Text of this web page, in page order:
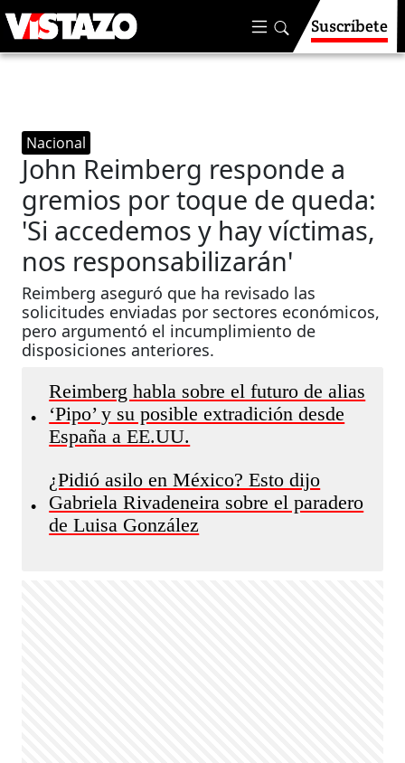
Suscríbete
Nacional
John Reimberg responde a
gremios por toque de queda:
'Si accedemos y hay víctimas,
nos responsabilizarán'
Reimberg aseguró que ha revisado las
solicitudes enviadas por sectores económicos,
pero argumentó el incumplimiento de
disposiciones anteriores.
•
Reimberg habla sobre el futuro de alias
‘Pipo’ y su posible extradición desde
España a EE.UU.
•
¿Pidió asilo en México? Esto dijo
Gabriela Rivadeneira sobre el paradero
de Luisa González